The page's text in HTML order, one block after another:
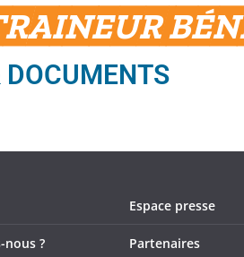
DOCUMENTS
nous ?
Espace presse
Partenaires